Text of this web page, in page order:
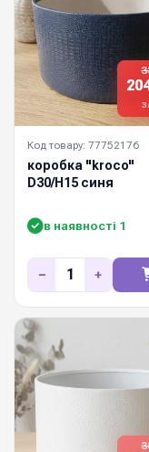
Код товару: 77752176
коробка "kroco"
D30/H15 синя
в наявності 1
− +